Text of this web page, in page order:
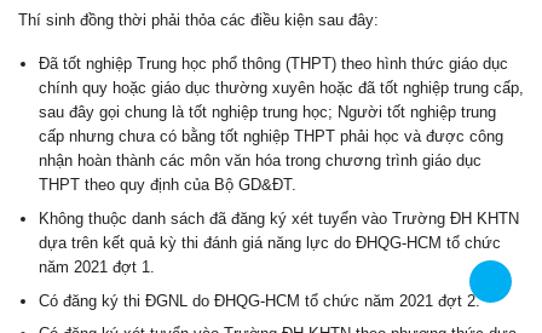
Đã tốt nghiệp Trung học phổ thông (THPT) theo hình thức giáo
dục chính quy hoặc giáo dục thường xuyên hoặc đã tốt nghiệp
trung cấp, sau đây gọi chung là tốt nghiệp trung học; Người tốt
nghiệp trung cấp nhưng chưa có bằng tốt nghiệp THPT phải học
và được công nhận hoàn thành các môn văn hóa trong chương
trình giáo dục THPT theo quy định của Bộ GD&ĐT.
Không thuộc danh sách đã đăng ký xét tuyển vào Trường ĐH
KHTN dựa trên kết quả kỳ thi đánh giá năng lực do ĐHQG-HCM tổ
chức năm 2021đợt 1
Có đăng ký
thi ĐGNL do ĐHQG-HCM tổ chức năm 2021 đợt 2